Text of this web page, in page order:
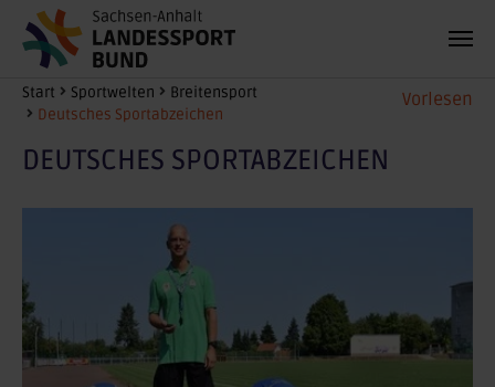
Zum Hauptinhalt springen Vorlesen
Sie sind hier:
Start Sportwelten
Breitensport
Deutsches Sportabzeichen
DEUTSCHES SPORTABZEICHEN